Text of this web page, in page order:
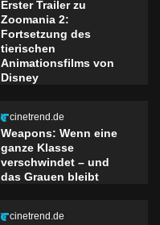
Erster Trailer zu
Zoomania 2:
Fortsetzung des
tierischen
Animationsfilms von
Disney
cinetrend.de
Weapons: Wenn eine
ganze Klasse
verschwindet – und
das Grauen bleibt
cinetrend.de